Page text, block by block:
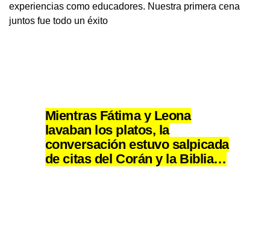
experiencias como educadores. Nuestra primera cena
juntos fue todo un éxito
Mientras Fátima y Leona
lavaban los platos, la
conversación estuvo salpicada
de citas del Corán y la Biblia…